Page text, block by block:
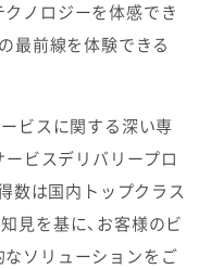
ノロジーを体感でき
最前線を体験できる
ビスに関する深い専
ービスデリバリープロ
数は国内トップクラス
見を基に、お客様のビ
ソリューションをご